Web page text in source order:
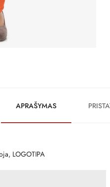
APRAŠYMAS
LOGOTIPA